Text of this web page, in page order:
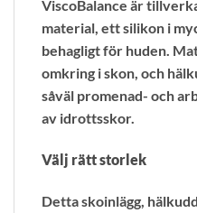
ViscoBalance är
material, ett silikon i
behagligt för huden.
omkring i skon, och
såväl promenad- och
av idrottsskor.
Välj rätt storlek
Detta skoinlägg,